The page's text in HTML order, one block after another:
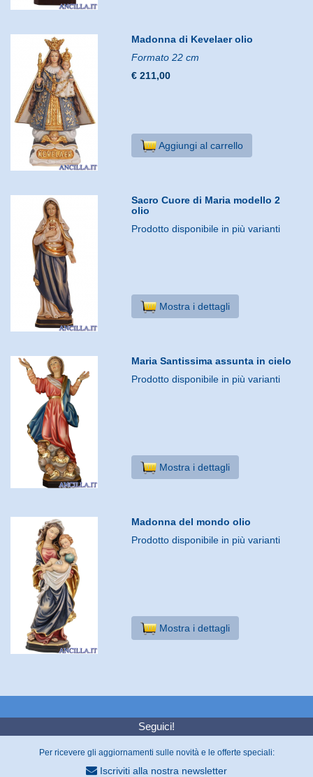
Madonna di Kevelaer olio
Formato 22 cm
€ 211,00
Aggiungi al carrello
Sacro Cuore di Maria modello 2
olio
Prodotto disponibile in più varianti
Mostra i dettagli
Maria Santissima assunta in cielo
Prodotto disponibile in più varianti
Mostra i dettagli
Madonna del mondo olio
Prodotto disponibile in più varianti
Mostra i dettagli
Seguici!
Per ricevere gli aggiornamenti sulle novità e le offerte speciali:
Iscriviti alla nostra newsletter